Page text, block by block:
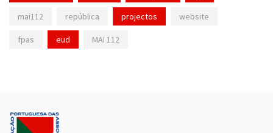
mai112 república projectos website
fpas eud MAI 112